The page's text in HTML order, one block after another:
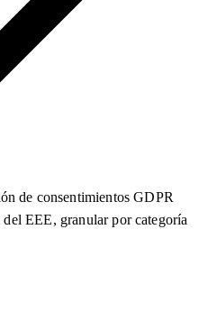
de consentimientos GDPR
EEE, granular por categoría